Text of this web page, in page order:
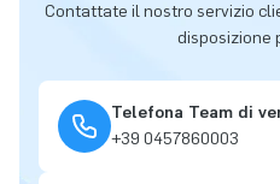
Contattate il nostro servizio
disposizione
Telefona Team di
+39 0457860003